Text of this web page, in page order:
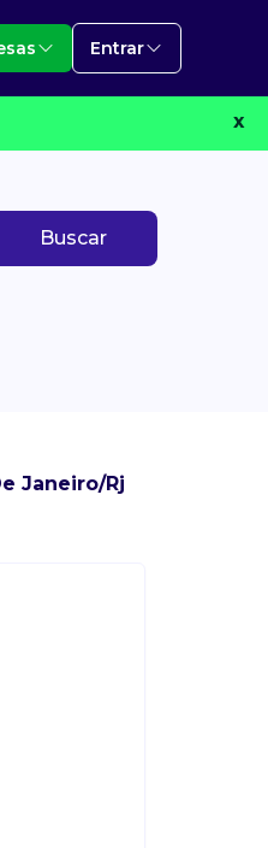
Entrar
X
Buscar
Janeiro/Rj